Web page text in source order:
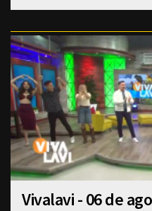
Vivalavi - 06 de